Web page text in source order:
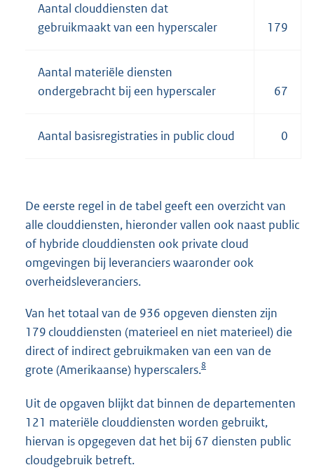
Aantal clouddiensten dat
gebruikmaakt van een hyperscaler
179
Aantal materiële diensten
ondergebracht bij een hyperscaler
67
Aantal basisregistraties in public cloud 0
De eerste regel in de tabel geeft een overzicht van
alle clouddiensten, hieronder vallen ook naast public
of hybride clouddiensten ook private cloud
omgevingen bij leveranciers waaronder ook
overheidsleveranciers.
Van het totaal van de 936 opgeven diensten zijn
179 clouddiensten (materieel en niet materieel) die
direct of indirect gebruikmaken van een van de
grote (Amerikaanse) hyperscalers.8
Uit de opgaven blijkt dat binnen de departementen
121 materiële clouddiensten worden gebruikt,
hiervan is opgegeven dat het bij 67 diensten public
cloudgebruik betreft.